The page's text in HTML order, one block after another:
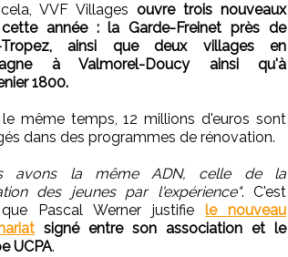
VVF Villages ouvre trois nouveaux
année : la Garde-Freinet près de
Tropez, ainsi que deux villages en
à Valmorel-Doucy ainsi qu'à
1800.
le même temps, 12 millions d'euros sont
dans des programmes de rénovation.
avons la même ADN, celle de la
des jeunes par l'expérience". C'est
Pascal Werner justifie le nouveau
signé entre son association et le
UCPA.